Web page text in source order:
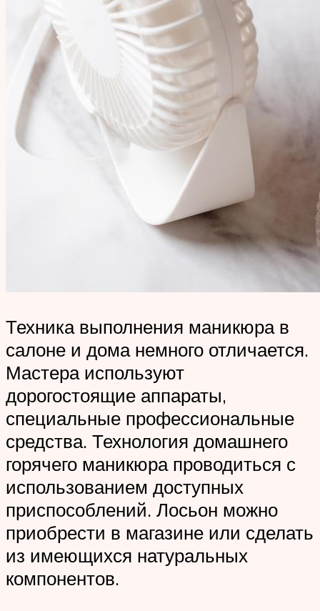
Техника выполнения маникюра в
салоне и дома немного отличается.
Мастера используют
дорогостоящие аппараты,
специальные профессиональные
средства. Технология домашнего
горячего маникюра проводиться с
использованием доступных
приспособлений. Лосьон можно
приобрести в магазине или сделать
из имеющихся натуральных
компонентов.